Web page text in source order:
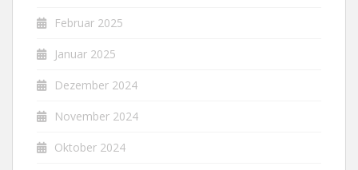
Februar 2025
Januar 2025
Dezember 2024
November 2024
Oktober 2024